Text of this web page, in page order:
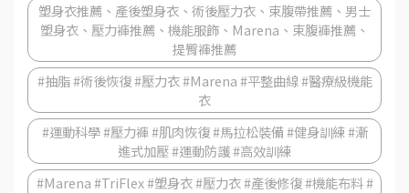
塑身衣推薦、產後塑身衣、術後壓力衣、束腹帶推薦、男士
塑身衣、壓力褲推薦、機能服飾、Marena、束腹褲推薦、
提臀褲推薦
#抽脂 #術後恢復 #壓力衣 #Marena #平整曲線 #醫療級機能
衣
#運動科學 #壓力褲 #肌肉恢復 #馬拉松裝備 #健身訓練 #漸
進式加壓 #運動防護 #高效訓練
#Marena #TriFlex #塑身衣 #壓力衣 #產後修復 #機能布料 #